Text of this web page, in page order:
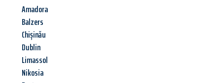
Amadora
Balzers
Chișinău
Dublin
Limassol
Nikosia